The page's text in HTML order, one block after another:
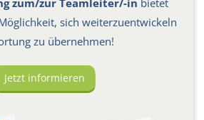
sich weiterzuentwickeln
zu übernehmen!
Jetzt informieren